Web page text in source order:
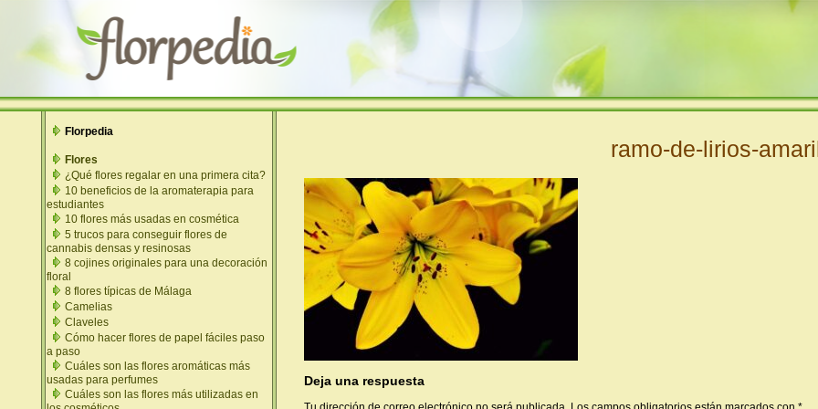
Florpedia
Flores
¿Qué flores regalar en una primera cita?
10 beneficios de la aromaterapia para
estudiantes
10 flores más usadas en cosmética
5 trucos para conseguir flores de
cannabis densas y resinosas
8 cojines originales para una decoración
floral
8 flores típicas de Málaga
Camelias
Claveles
Cómo hacer flores de papel fáciles paso
a paso
Cuáles son las flores aromáticas más
usadas para perfumes
Cuáles son las flores más utilizadas en
ramo-de-lirios-
Deja una respuesta